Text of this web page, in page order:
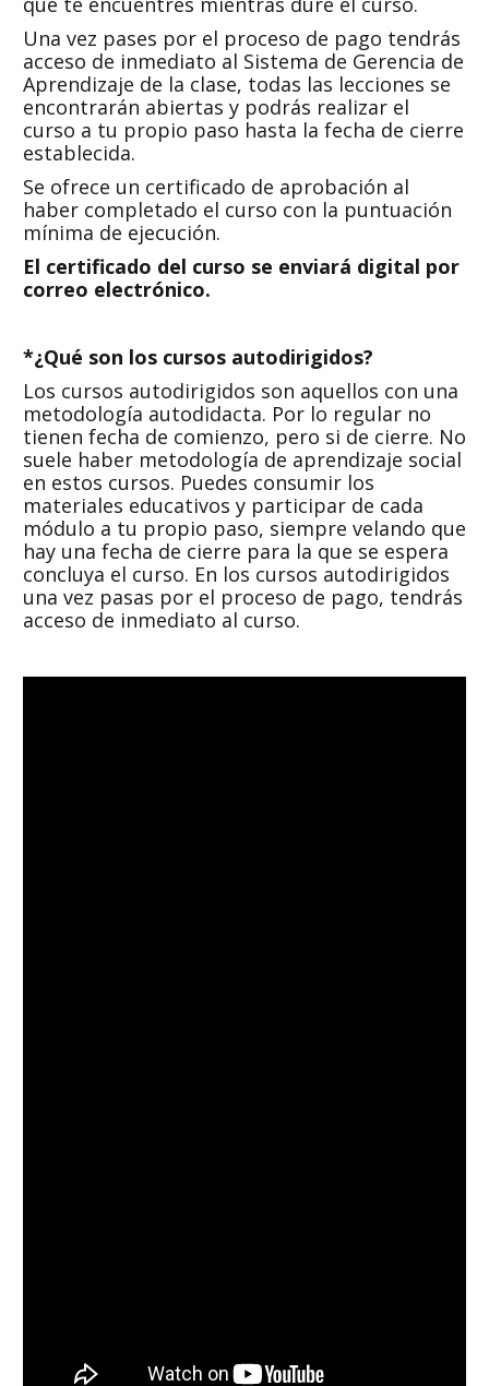
Una vez pases por el proceso de pago tendrás
acceso de inmediato al Sistema de Gerencia de
Aprendizaje de la clase, todas las lecciones se
encontrarán abiertas y podrás realizar el
curso a tu propio paso hasta la fecha de cierre
establecida.
Se ofrece un certificado de aprobación al
haber completado el curso con la puntuación
mínima de ejecución.
El certificado del curso se enviará digital por
correo electrónico.
*¿Qué son los cursos autodirigidos?
Los cursos autodirigidos son aquellos con una
metodología autodidacta. Por lo regular no
tienen fecha de comienzo, pero si de cierre. No
suele haber metodología de aprendizaje social
en estos cursos. Puedes consumir los
materiales educativos y participar de cada
módulo a tu propio paso, siempre velando que
hay una fecha de cierre para la que se espera
concluya el curso. En los cursos autodirigidos
una vez pasas por el proceso de pago, tendrás
acceso de inmediato al curso.